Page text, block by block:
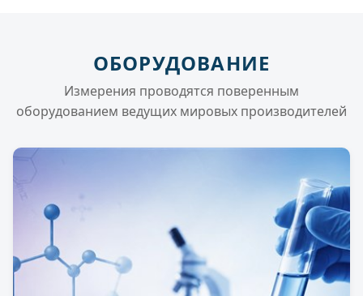
ОБОРУДОВАНИЕ
Измерения проводятся поверенным
оборудованием ведущих мировых производителей